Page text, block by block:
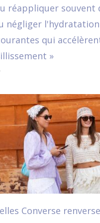
réappliquer souvent
négliger
qui
»
Converse